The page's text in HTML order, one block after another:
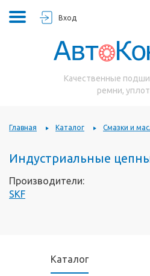
Вход
Качественные
ремни,
Главная Каталог Смазки и
Индустриальные
Производители:
SKF
Каталог